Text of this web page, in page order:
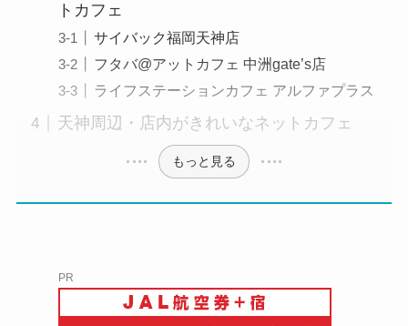
トカフェ
サイバック福岡天神店
フタバ@アットカフェ 中洲gate’s店
ライフステーションカフェ アルファプラス
天神周辺・店内がきれいなネットカフェ
もっと見る
PR